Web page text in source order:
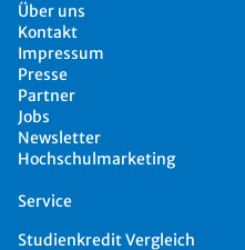
Über uns
Kontakt
Impressum
Presse
Partner
Jobs
Newsletter
Hochschulmarketing
Service
Studienkredit Vergleich